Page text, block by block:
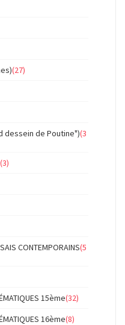
(27)
dessein de Poutine")(3
(3)
CONTEMPORAINS(5
15ème(32)
16ème(8)